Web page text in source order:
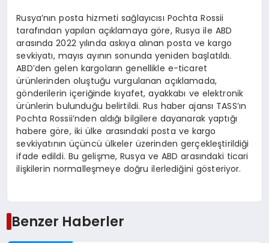
Rusya’nın posta hizmeti sağlayıcısı Pochta Rossii
tarafından yapılan açıklamaya göre, Rusya ile ABD
arasında 2022 yılında askıya alınan posta ve kargo
sevkiyatı, mayıs ayının sonunda yeniden başlatıldı.
ABD’den gelen kargoların genellikle e-ticaret
ürünlerinden oluştuğu vurgulanan açıklamada,
gönderilerin içeriğinde kıyafet, ayakkabı ve elektronik
ürünlerin bulunduğu belirtildi. Rus haber ajansı TASS’ın
Pochta Rossii’nden aldığı bilgilere dayanarak yaptığı
habere göre, iki ülke arasındaki posta ve kargo
sevkiyatının üçüncü ülkeler üzerinden gerçekleştirildiği
ifade edildi. Bu gelişme, Rusya ve ABD arasındaki ticari
ilişkilerin normalleşmeye doğru ilerlediğini gösteriyor.
Benzer Haberler